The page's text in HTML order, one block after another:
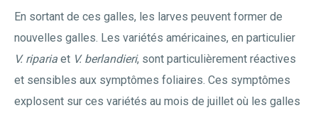
En sortant de ces galles, les larves peuvent former de
nouvelles galles. Les variétés américaines, en particulier
V. riparia et V. berlandieri, sont particulièrement réactives
et sensibles aux symptômes foliaires. Ces symptômes
explosent sur ces variétés au mois de juillet où les galles